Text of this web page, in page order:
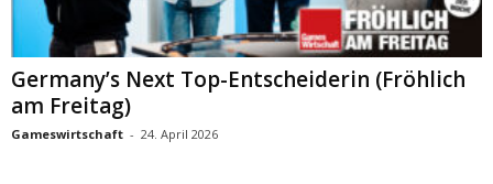
Germany’s Next Top-Entscheiderin (Fröhlich
am Freitag)
Gameswirtschaft - 24. April 2026